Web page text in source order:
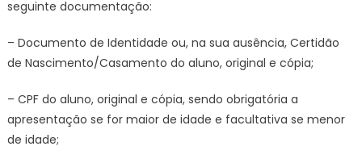
seguinte documentação:
– Documento de Identidade ou, na sua ausência, Certidão
de Nascimento/Casamento do aluno, original e cópia;
– CPF do aluno, original e cópia, sendo obrigatória a
apresentação se for maior de idade e facultativa se menor
de idade;